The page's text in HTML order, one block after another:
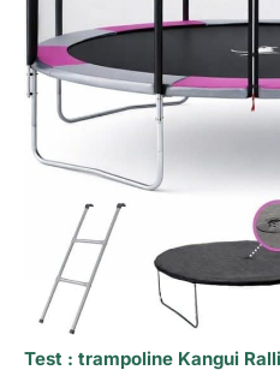
Test : trampoline Kangui